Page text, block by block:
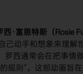
·富恩特斯（Rosie
己动手和想象来理解
，罗西通常会在把事情
规则”。这部动画旨